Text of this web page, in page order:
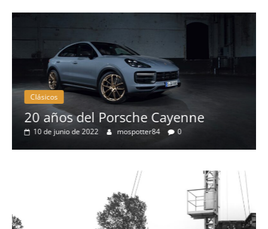
Clásicos
50 años del BMW 1602: el
4 de mayo de 2022 mospotter84